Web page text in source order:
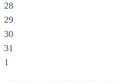
28
29
30
31
1